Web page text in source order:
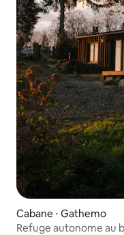
Cabane ⋅ Gathemo
Refuge autonome au